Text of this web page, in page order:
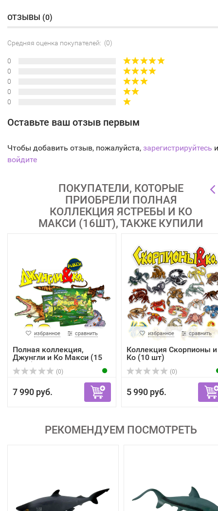
ОТЗЫВЫ (0)
Средняя оценка покупателей: (0)
0
0
0
0
0
Оставьте ваш отзыв первым
Чтобы добавить отзыв, пожалуйста, зарегистрируйтесь
войдите
ПОКУПАТЕЛИ, КОТОРЫЕ
ПРИОБРЕЛИ ПОЛНАЯ
КОЛЛЕКЦИЯ ЯСТРЕБЫ И КО
МАКСИ (16ШТ), ТАКЖЕ КУПИЛИ
избранное сравнить
Полная коллекция,
Джунгли и Ко Макси (15
штук)
(0)
7 990 руб.
избранное сравнить
Коллекция Скорпионы и
Ко (10 шт)
(0)
5 990 руб.
РЕКОМЕНДУЕМ ПОСМОТРЕТЬ